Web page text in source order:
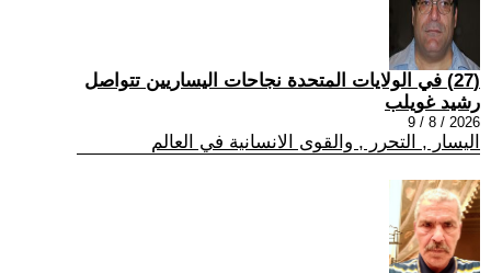
(27) في الولايات المتحدة نجاحات اليساريين تتواصل
رشيد غويلب
2026 / 8 / 9
اليسار , التحرر , والقوى الانسانية في العالم